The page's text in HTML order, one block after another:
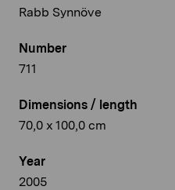
Rabb Synnöve
Number
711
Dimensions / length
70,0 x 100,0 cm
Year
2005